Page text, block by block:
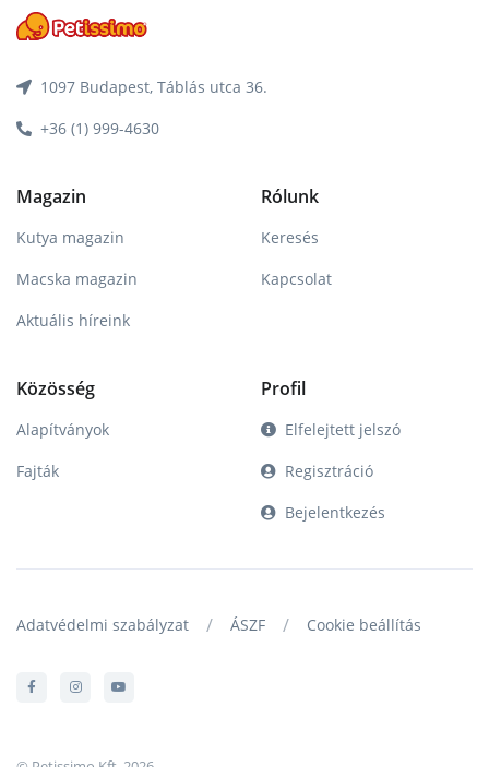
1097 Budapest, Táblás utca 36.
+36 (1) 999-4630
Magazin
Kutya magazin
Macska magazin
Aktuális híreink
Rólunk
Keresés
Kapcsolat
Közösség
Alapítványok
Fajták
Profil
Elfelejtett jelszó
Regisztráció
Bejelentkezés
Adatvédelmi szabályzat / ÁSZF / Cookie beállítás